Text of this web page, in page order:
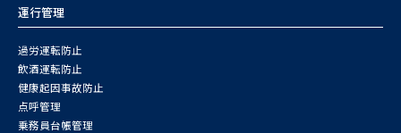
運行管理
過労運転防止
飲酒運転防止
健康起因事故防止
点呼管理
乗務員台帳管理